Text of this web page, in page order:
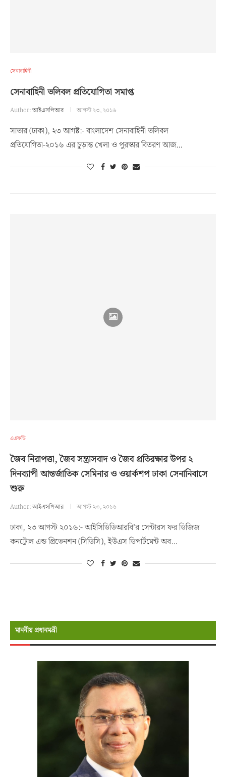
সেনাবাহিনী
সেনাবাহিনী ভলিবল প্রতিযোগিতা সমাপ্ত
Author:আইএসপিআর আগস্ট ২৩, ২০১৬
সাভার (ঢাকা), ২৩ আগষ্ট:- বাংলাদেশ সেনাবাহিনী ভলিবল
প্রতিযোগিতা-২০১৬ এর চুড়ান্ত খেলা ও পুরস্কার বিতরণ আজ…
এএফডি
জৈব নিরাপত্তা, জৈব সন্ত্রাসবাদ ও জৈব প্রতিরক্ষার উপর ২
দিনব্যাপী আন্তর্জাতিক সেমিনার ও ওয়ার্কশপ ঢাকা সেনানিবাসে
শুরু
Author:আইএসপিআর আগস্ট ২৩, ২০১৬
ঢাকা, ২৩ আগস্ট ২০১৬:- আইসিডিডিআরবি’র সেন্টারস ফর ডিজিজ
কনট্রোল এন্ড প্রিভেনশন (সিডিসি), ইউএস ডিপার্টমেন্ট অব…
মাননীয় প্রধানমন্রী